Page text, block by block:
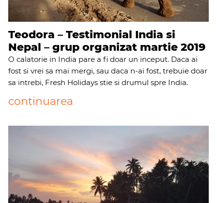
Teodora – Testimonial India si
Nepal – grup organizat martie 2019
O calatorie in India pare a fi doar un inceput. Daca ai
fost si vrei sa mai mergi, sau daca n-ai fost, trebuie doar
sa intrebi, Fresh Holidays stie si drumul spre India.
continuarea